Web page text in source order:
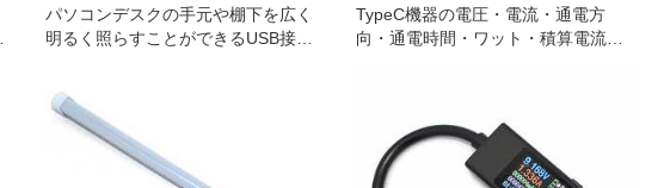
パソコンデスクの手元や棚下を広く
明るく照らすことができるUSB接続
TypeC機器の電圧・電流・通電方
向・通電時間・ワット・積算電流・